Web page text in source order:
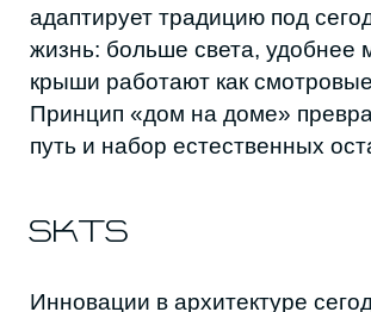
Если человек опытный
каменщик, он может без
инноваций построить
достойный архитектурный
элемент.
Настоящая инновация — способность
называет нео-дагестанским: решения,